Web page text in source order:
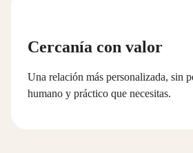
Cercanía con valor
Una relación más personalizada, sin
humano y práctico que necesitas.